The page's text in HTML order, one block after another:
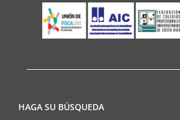
HAGA SU BÚSQUEDA